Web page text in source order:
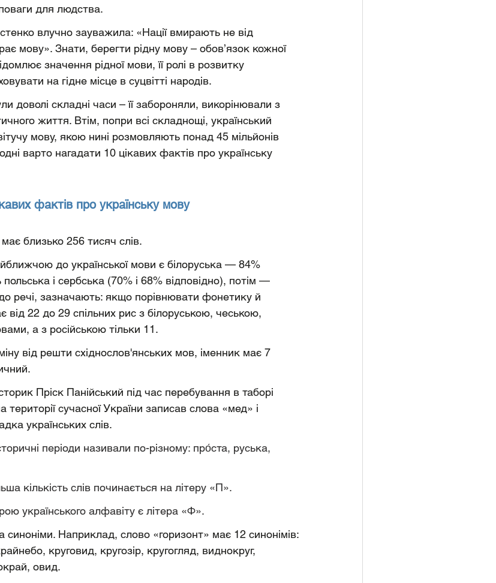
для людства.
влучно зауважила: «Нації вмирають не від
мову». Знати, берегти рідну мову – обов’язок кожної
значення рідної мови, її ролі в розвитку
на гідне місце в суцвітті народів.
доволі складні часи – її забороняли, викорінювали з
життя. Втім, попри всі складнощі, український
мову, якою нині розмовляють понад 45 мільйонів
варто нагадати 10 цікавих фактів про українську
фактів про українську мову
близько 256 тисяч слів.
до української мови є білоруська — 84%
польська і сербська (70% і 68% відповідно), потім —
речі, зазначають: якщо порівнювати фонетику й
від 22 до 29 спільних рис з білоруською, чеською,
а з російською тільки 11.
від решти східнослов'янських мов, іменник має 7
Пріск Панійський під час перебування в таборі
території сучасної України записав слова «мед» і
українських слів.
періоди називали по-різному: про́ста, руська,
кількість слів починається на літеру «П».
українського алфавіту є літера «Ф».
синоніми. Наприклад, слово «горизонт» має 12 синонімів:
круговид, кругозір, кругогляд, виднокруг,
овид.